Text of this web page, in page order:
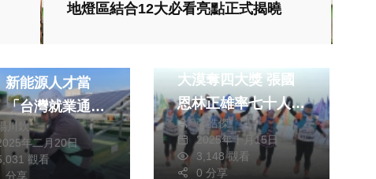
地燈區結合12大必看亮點正式揭曉
新能源人才當
「台灣就業通」
一指掌握中彰投
114年最新職業
川欽
年二月20日
觀看
分享
大漠奪四大獎 張國
恩林正雄率七十人與
台大、北大並列國際
焦點
張皓傑
2025年十月15日
3,148 觀看
0 分享
健康及醫療